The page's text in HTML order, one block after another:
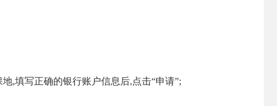
,填写正确的银行账户信息后,点击“申请”;